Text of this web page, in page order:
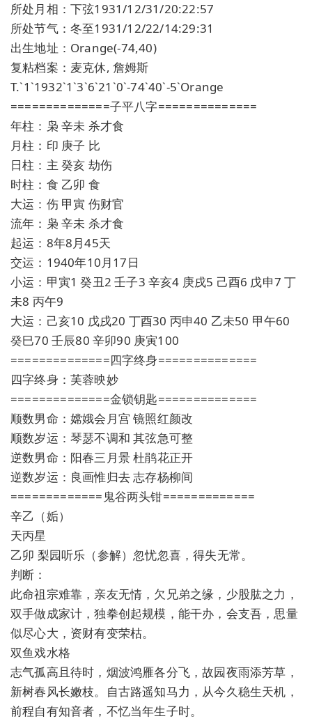
所处月相：下弦1931/12/31/20:22:57
所处节气：冬至1931/12/22/14:29:31
出生地址：Orange(-74,40)
复粘档案：麦克休, 詹姆斯
T.`1`1932`1`3`6`21`0`-74`40`-5`Orange
==============子平八字==============
年柱：枭 辛未 杀才食
月柱：印 庚子 比
日柱：主 癸亥 劫伤
时柱：食 乙卯 食
大运：伤 甲寅 伤财官
流年：枭 辛未 杀才食
起运：8年8月45天
交运：1940年10月17日
小运：甲寅1 癸丑2 壬子3 辛亥4 庚戌5 己酉6 戊申7 丁
未8 丙午9
大运：己亥10 戊戌20 丁酉30 丙申40 乙未50 甲午60
癸巳70 壬辰80 辛卯90 庚寅100
==============四字终身==============
四字终身：芙蓉映妙
==============金锁钥匙==============
顺数男命：嫦娥会月宫 镜照红颜改
顺数岁运：琴瑟不调和 其弦急可整
逆数男命：阳春三月景 杜鹃花正开
逆数岁运：良画惟归去 志存杨柳间
=============鬼谷两头钳=============
辛乙（姤）
天丙星
乙卯 梨园听乐（参解）忽忧忽喜，得失无常。
判断：
此命祖宗难靠，亲友无情，欠兄弟之缘，少股肱之力，
双手做成家计，独拳创起规模，能干办，会支吾，思量
似尽心大，资财有变荣枯。
双鱼戏水格
志气孤高且待时，烟波鸿雁各分飞，故园夜雨添芳草，
新树春风长嫩枝。自古路遥知马力，从今久稳生天机，
前程自有知音者，不忆当年生子时。